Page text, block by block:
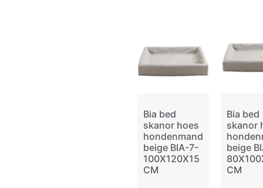
Bia bed
skanor hoes
hondenmand
beige BIA-7-
100X120X15
CM
Bia bed
skanor
beige
CM